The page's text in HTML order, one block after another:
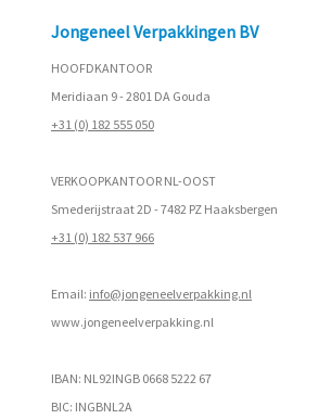
Jongeneel Verpakkingen BV
HOOFDKANTOOR
Meridiaan 9 - 2801 DA Gouda
+31 (0) 182 555 050
VERKOOPKANTOOR NL-OOST
Smederijstraat 2D - 7482 PZ Haaksbergen
+31 (0) 182 537 966
Email: info@jongeneelverpakking.nl
www.jongeneelverpakking.nl
IBAN: NL92INGB 0668 5222 67
BIC: INGBNL2A